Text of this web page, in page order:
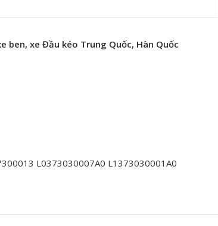
xe Đầu kéo Trung Quốc, Hàn Quốc
L0373030007A0 L1373030001A0